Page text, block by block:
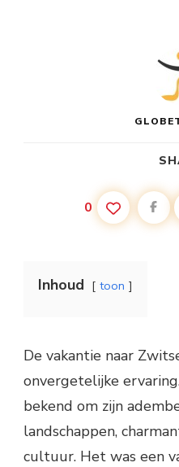
0
Inhoud toon
De vakantie naar
onvergetelijke
bekend om zijn
landschappen,
cultuur. Het was een